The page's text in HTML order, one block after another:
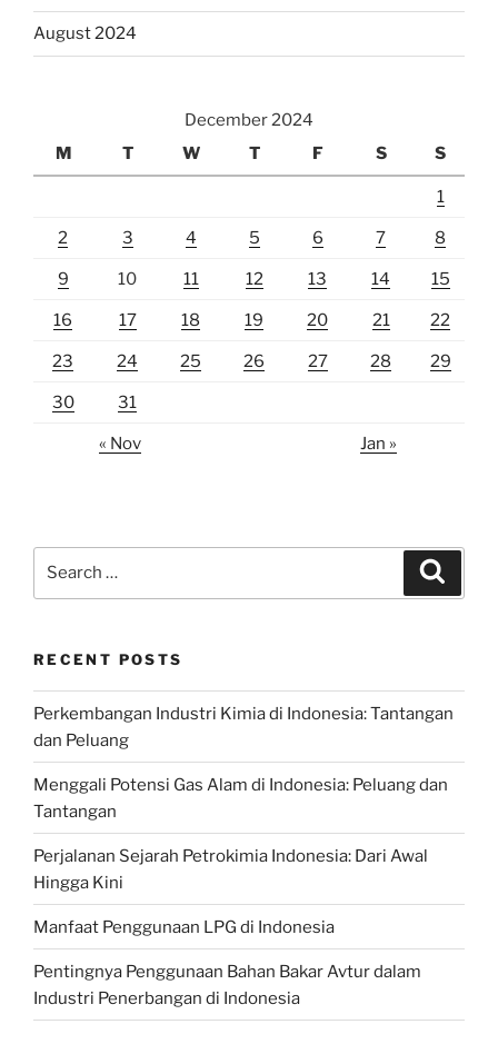
August 2024
December 2024
M
T W T F S S
1
2 3 4 5 6 7 8
9 10 11 12 13 14 15
16 17 18 19 20 21 22
23 24 25 26 27 28 29
30 31
« Nov Jan »
RECENT POSTS
Perkembangan Industri Kimia di Indonesia: Tantangan
dan Peluang
Menggali Potensi Gas Alam di Indonesia: Peluang dan
Tantangan
Perjalanan Sejarah Petrokimia Indonesia: Dari Awal
Hingga Kini
Manfaat Penggunaan LPG di Indonesia
Pentingnya Penggunaan Bahan Bakar Avtur dalam
Industri Penerbangan di Indonesia